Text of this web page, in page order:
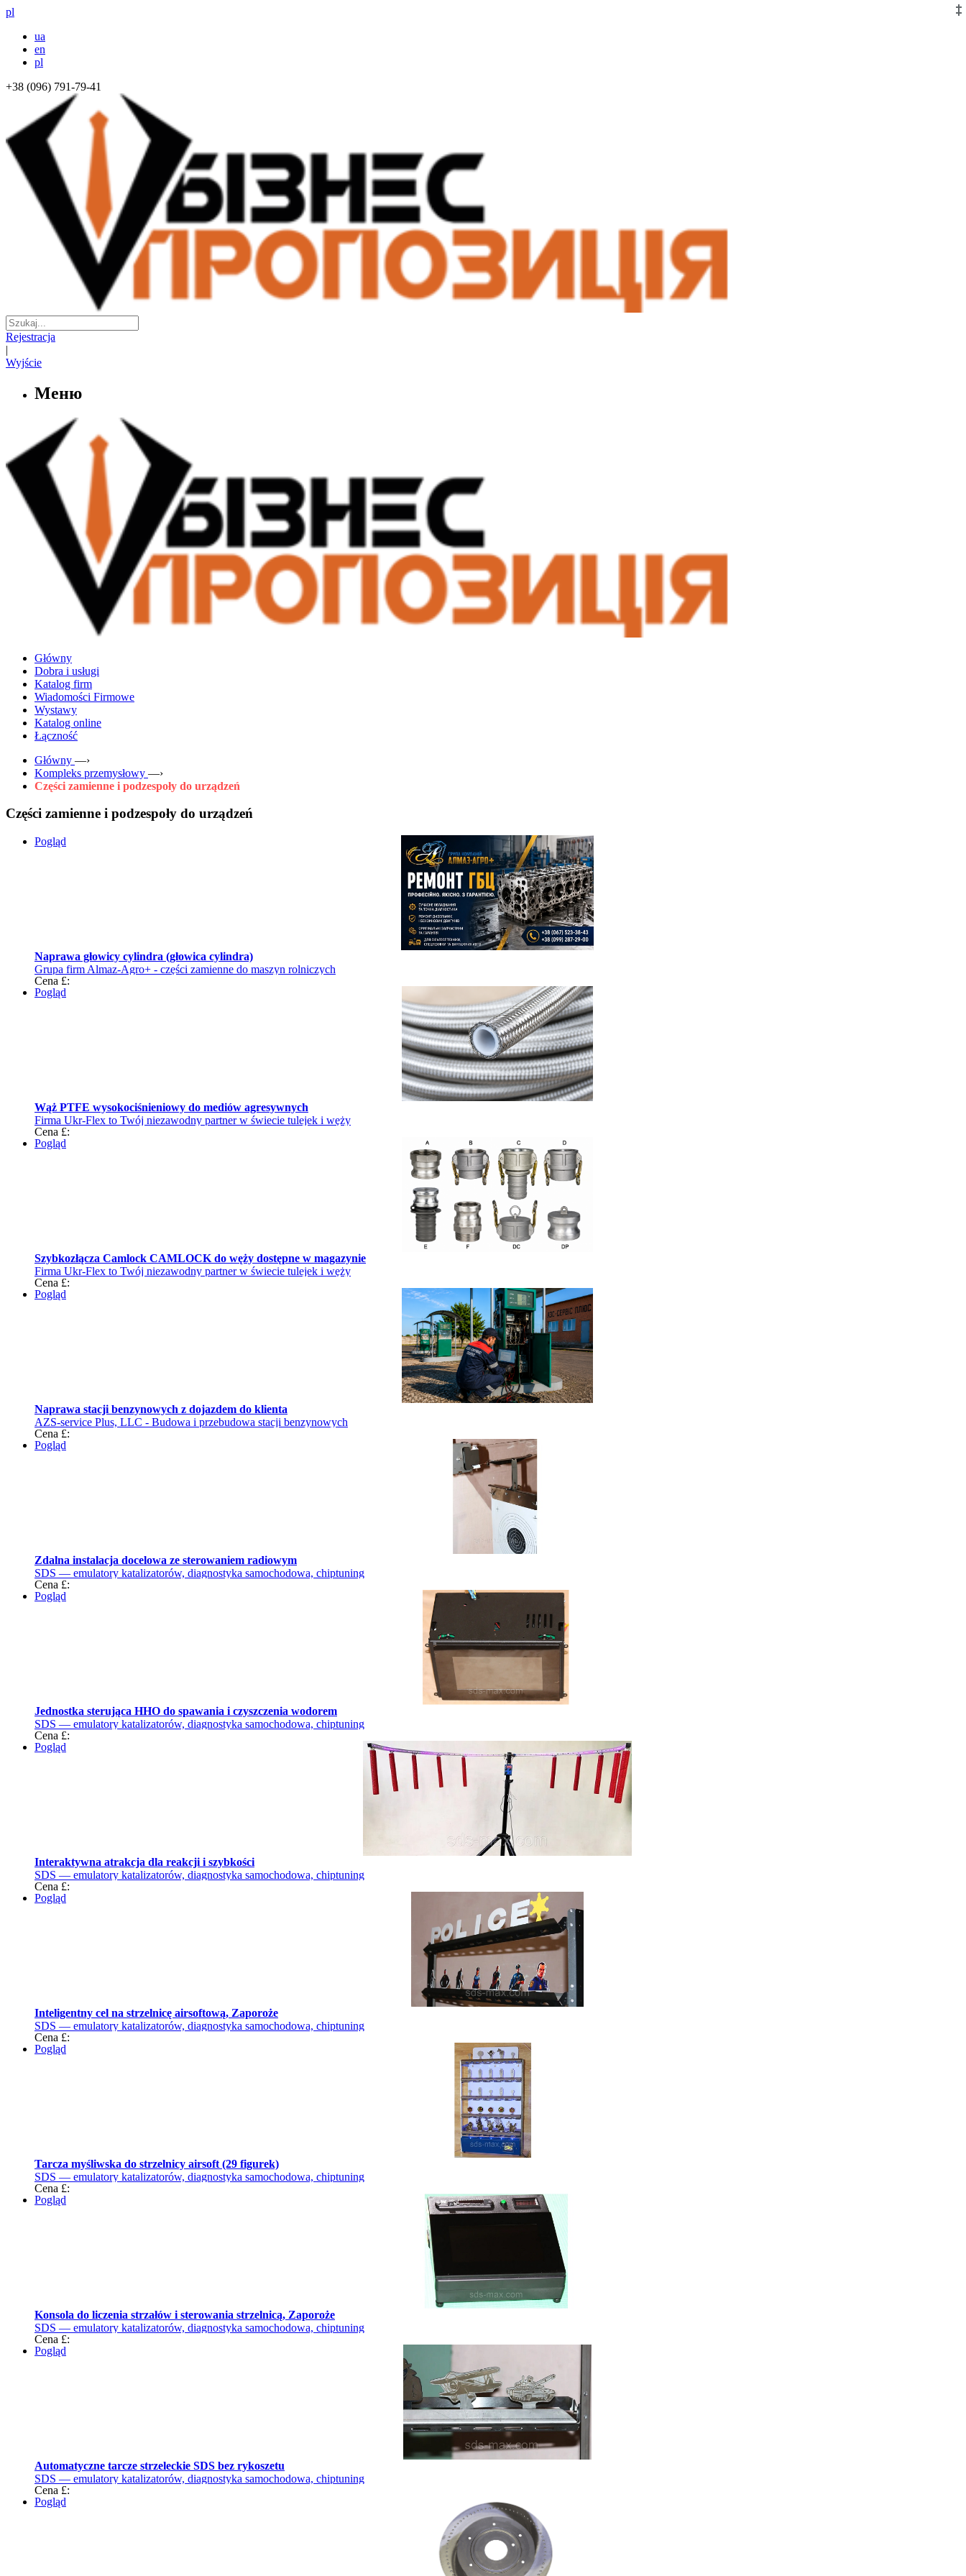
pl
ua
en
pl
+38 (096) 791-79-41
Rejestracja
|
Wyjście
Меню
Główny
Dobra i usługi
Katalog firm
Wiadomości Firmowe
Wystawy
Katalog online
Łączność
Główny —›
Kompleks przemysłowy —›
Części zamienne i podzespoły do ​​urządzeń
Części zamienne i podzespoły do ​​urządzeń
Pogląd
Naprawa głowicy cylindra (głowica cylindra)
Grupa firm Almaz-Agro+ - części zamienne do maszyn rolniczych
Cena £:
Pogląd
Wąż PTFE wysokociśnieniowy do mediów agresywnych
Firma Ukr-Flex to Twój niezawodny partner w świecie tulejek i węży
Cena £:
Pogląd
Szybkozłącza Camlock CAMLOCK do węży dostępne w magazynie
Firma Ukr-Flex to Twój niezawodny partner w świecie tulejek i węży
Cena £:
Pogląd
Naprawa stacji benzynowych z dojazdem do klienta
AZS-service Plus, LLC - Budowa i przebudowa stacji benzynowych
Cena £:
Pogląd
Zdalna instalacja docelowa ze sterowaniem radiowym
SDS — emulatory katalizatorów, diagnostyka samochodowa, chiptuning
Cena £:
Pogląd
Jednostka sterująca HHO do spawania i czyszczenia wodorem
SDS — emulatory katalizatorów, diagnostyka samochodowa, chiptuning
Cena £:
Pogląd
Interaktywna atrakcja dla reakcji i szybkości
SDS — emulatory katalizatorów, diagnostyka samochodowa, chiptuning
Cena £:
Pogląd
Inteligentny cel na strzelnicę airsoftową, Zaporoże
SDS — emulatory katalizatorów, diagnostyka samochodowa, chiptuning
Cena £:
Pogląd
Tarcza myśliwska do strzelnicy airsoft (29 figurek)
SDS — emulatory katalizatorów, diagnostyka samochodowa, chiptuning
Cena £:
Pogląd
Konsola do liczenia strzałów i sterowania strzelnicą, Zaporoże
SDS — emulatory katalizatorów, diagnostyka samochodowa, chiptuning
Cena £:
Pogląd
Automatyczne tarcze strzeleckie SDS bez rykoszetu
SDS — emulatory katalizatorów, diagnostyka samochodowa, chiptuning
Cena £:
Pogląd